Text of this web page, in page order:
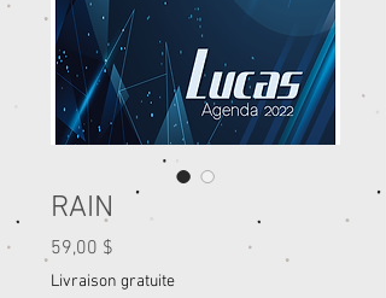
RAIN
59,00 $
Livraison gratuite